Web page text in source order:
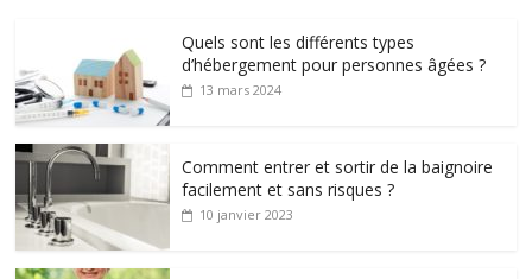
Quels sont les différents types
d’hébergement pour personnes âgées ?
13 mars 2024
Comment entrer et sortir de la baignoire
facilement et sans risques ?
10 janvier 2023